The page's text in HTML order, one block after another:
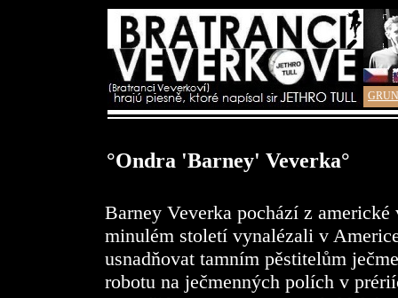
°Ondra 'Barney' Veverka°
Barney Veverka pochází z
minulém století vynalézali v
usnadňovat tamním pěstitelům
robotu na ječmenných polích v